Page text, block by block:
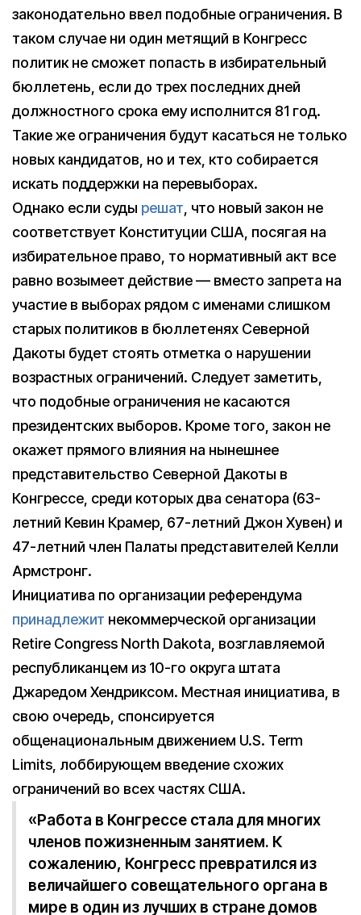
законодательно ввел подобные ограничения. В
таком случае ни один метящий в Конгресс
политик не сможет попасть в избирательный
бюллетень, если до трех последних дней
должностного срока ему исполнится 81 год.
Такие же ограничения будут касаться не только
новых кандидатов, но и тех, кто собирается
искать поддержки на перевыборах.
Однако если суды решат, что новый закон не
соответствует Конституции США, посягая на
избирательное право, то нормативный акт все
равно возымеет действие — вместо запрета на
участие в выборах рядом с именами слишком
старых политиков в бюллетенях Северной
Дакоты будет стоять отметка о нарушении
возрастных ограничений. Следует заметить,
что подобные ограничения не касаются
президентских выборов. Кроме того, закон не
окажет прямого влияния на нынешнее
представительство Северной Дакоты в
Конгрессе, среди которых два сенатора (63-
летний Кевин Крамер, 67-летний Джон Хувен) и
47-летний член Палаты представителей Келли
Армстронг.
Инициатива по организации референдума
принадлежит некоммерческой организации
Retire Congress North Dakota, возглавляемой
республиканцем из 10-го округа штата
Джаредом Хендриксом. Местная инициатива, в
свою очередь, спонсируется
общенациональным движением U.S. Term
Limits, лоббирующем введение схожих
ограничений во всех частях США.
«Работа в Конгрессе стала для многих
членов пожизненным занятием. К
сожалению, Конгресс превратился из
величайшего совещательного органа в
мире в один из лучших в стране домов